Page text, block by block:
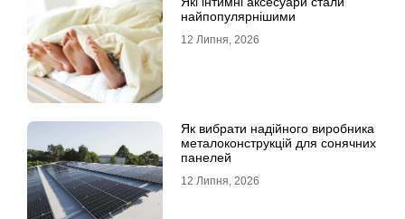
найпопулярнішими
12 Липня, 2026
Як вибрати надійного виробника
металоконструкцій для сонячних
панелей
12 Липня, 2026